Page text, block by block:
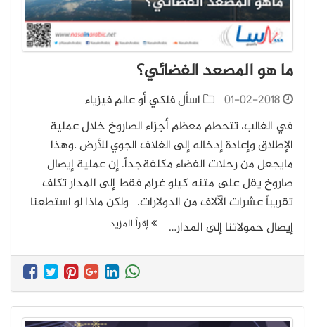
ما هو المصعد الفضائي؟
01-02-2018
اسأل فلكي أو عالم فيزياء
في الغالب، تتحطم معظم أجزاء الصاروخ خلال عملية
الإطلاق وإعادة إدخاله إلى الغلاف الجوي للأرض ،وهذا
مايجعل من رحلات الفضاء مكلفةجداً. إن عملية إيصال
صاروخ يقل على متنه كيلو غرام فقط إلى المدار تكلف
تقريباً عشرات الآلاف من الدولارات. ولكن ماذا لو استطعنا
إيصال حمولاتنا إلى المدار…
إقرأ المزيد